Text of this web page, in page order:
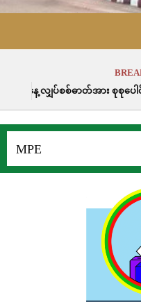
ား စုစုပေါင်းထုတ်လုပ်ခဲ့မှုမှာ (၆၉
MPE